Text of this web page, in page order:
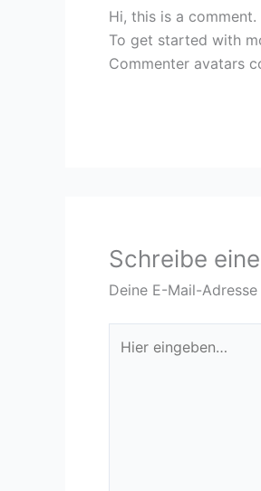
Hi, this is a comment.
To get started with
Commenter avatars
Schreibe
Deine E-Mail-
eingeben…